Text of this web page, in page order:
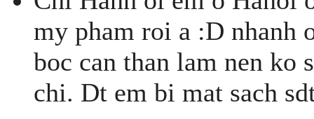
my pham roi a :D nhanh
boc can than lam nen ko
chi. Dt em bi mat sach